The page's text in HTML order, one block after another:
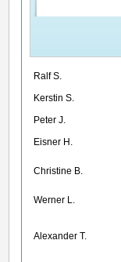
Ralf S.
Kerstin S.
Peter J.
Eisner H.
Christine B.
Werner L.
Alexander T.